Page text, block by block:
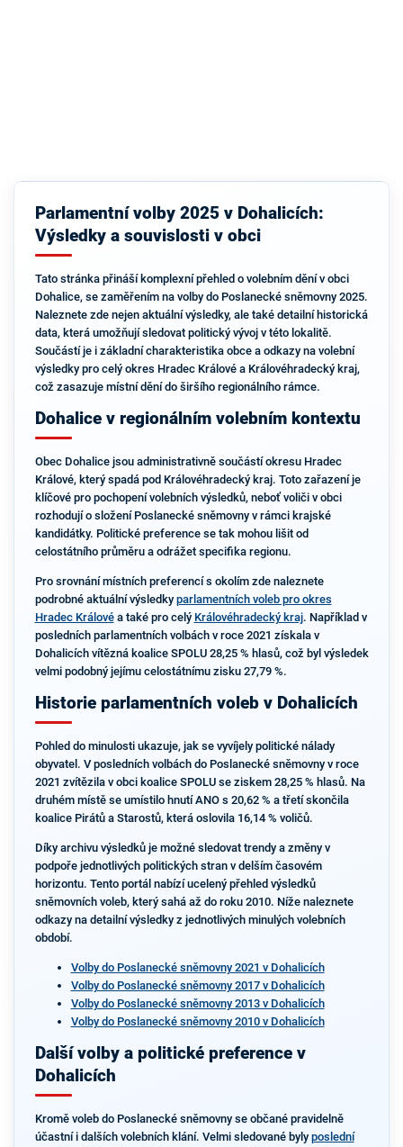
Parlamentní volby 2025 v Dohalicích:
Výsledky a souvislosti v obci
Tato stránka přináší komplexní přehled o volebním dění v obci
Dohalice, se zaměřením na volby do Poslanecké sněmovny 2025.
Naleznete zde nejen aktuální výsledky, ale také detailní historická
data, která umožňují sledovat politický vývoj v této lokalitě.
Součástí je i základní charakteristika obce a odkazy na volební
výsledky pro celý okres Hradec Králové a Královéhradecký kraj,
což zasazuje místní dění do širšího regionálního rámce.
Dohalice v regionálním volebním kontextu
Obec Dohalice jsou administrativně součástí okresu Hradec
Králové, který spadá pod Královéhradecký kraj. Toto zařazení je
klíčové pro pochopení volebních výsledků, neboť voliči v obci
rozhodují o složení Poslanecké sněmovny v rámci krajské
kandidátky. Politické preference se tak mohou lišit od
celostátního průměru a odrážet specifika regionu.
Pro srovnání místních preferencí s okolím zde naleznete
podrobné aktuální výsledky parlamentních voleb pro okres
Hradec Královéa také pro celý Královéhradecký kraj. Například v
posledních parlamentních volbách v roce 2021 získala v
Dohalicích vítězná koalice SPOLU 28,25 % hlasů, což byl výsledek
velmi podobný jejímu celostátnímu zisku 27,79 %.
Historie parlamentních voleb v Dohalicích
Pohled do minulosti ukazuje, jak se vyvíjely politické nálady
obyvatel. V posledních volbách do Poslanecké sněmovny v roce
2021 zvítězila v obci koalice SPOLU se ziskem 28,25 % hlasů. Na
druhém místě se umístilo hnutí ANO s 20,62 % a třetí skončila
koalice Pirátů a Starostů, která oslovila 16,14 % voličů.
Díky archivu výsledků je možné sledovat trendy a změny v
podpoře jednotlivých politických stran v delším časovém
horizontu. Tento portál nabízí ucelený přehled výsledků
sněmovních voleb, který sahá až do roku 2010. Níže naleznete
odkazy na detailní výsledky z jednotlivých minulých volebních
období.
Volby do Poslanecké sněmovny 2021 v Dohalicích
Volby do Poslanecké sněmovny 2017 v Dohalicích
Volby do Poslanecké sněmovny 2013 v Dohalicích
Volby do Poslanecké sněmovny 2010 v Dohalicích
Další volby a politické preference v
Dohalicích
Kromě voleb do Poslanecké sněmovny se občané pravidelně
účastní i dalších volebních klání. Velmi sledované byly poslední